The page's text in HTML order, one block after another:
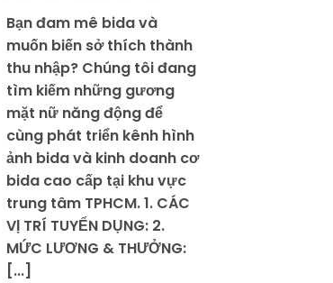
Bạn đam mê bida và
muốn biến sở thích thành
thu nhập? Chúng tôi đang
tìm kiếm những gương
mặt nữ năng động để
cùng phát triển kênh hình
ảnh bida và kinh doanh cơ
bida cao cấp tại khu vực
trung tâm TPHCM. 1. CÁC
VỊ TRÍ TUYỂN DỤNG: 2.
MỨC LƯƠNG & THƯỞNG:
[...]